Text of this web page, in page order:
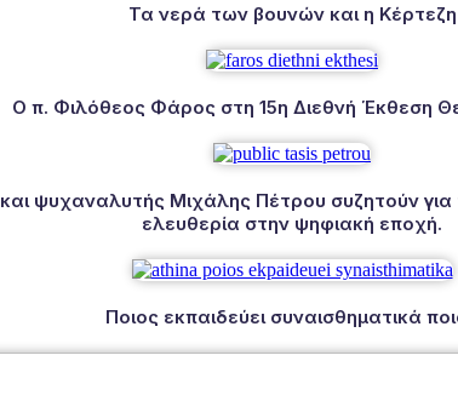
Τα νερά των βουνών και η Κέρτεζη
Ο π. Φιλόθεος Φάρος στη 15η Διεθνή Έκθεση
ψυχαναλυτής Μιχάλης Πέτρου συζητούν για
ελευθερία στην ψηφιακή εποχή.
Ποιος εκπαιδεύει συναισθηματικά